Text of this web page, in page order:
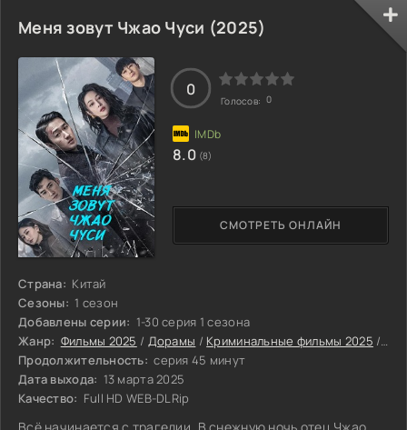
Меня зовут Чжао Чуси (2025)
Страна: Китай
Сезоны: 1 сезон
Добавлены серии: 1-30 серия 1 сезона
Жанр: Фильмы 2025 / Дорамы / Криминальные фильмы 2025 /
Продолжительность: серия 45 минут
Дата выхода: 13 марта 2025
Качество: Full HD WEB-DLRip
СМОТРЕТЬ ОНЛАЙН
0
Голосов: 0
8.0 (8)